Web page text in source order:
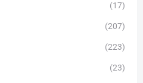
(17)
(207)
(223)
(23)